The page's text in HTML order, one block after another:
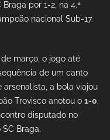
por 1-2, na 4.ª
nacional Sub-17.
março, o jogo até
de um canto
a bola viajou
Trovisco anotou o 1-0.
disputado no
Braga.